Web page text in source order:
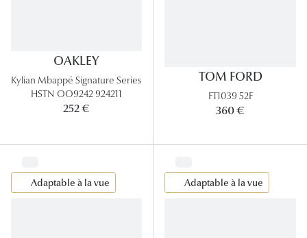
OAKLEY
Kylian Mbappé Signature Series
HSTN OO9242 924211
252 €
TOM FORD
FT1039 52F
360 €
Adaptable à la vue Adaptable à la vue